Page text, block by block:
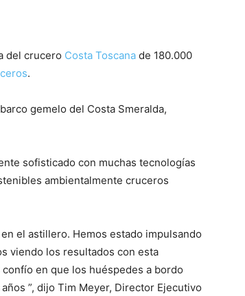
del crucero Costa Toscana de 180.000
.
gemelo del Costa Smeralda,
sofisticado con muchas tecnologías
ambientalmente cruceros
el astillero. Hemos estado impulsando
viendo los resultados con esta
en que los huéspedes a bordo
”, dijo Tim Meyer, Director Ejecutivo